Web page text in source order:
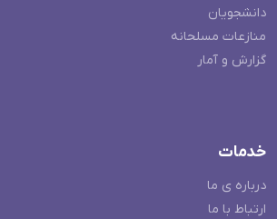
دانشجویان
منازعات مسلحانه
گزارش و آمار
خدمات
درباره ی ما
ارتباط با ما